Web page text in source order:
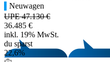
Neuwagen
UPE 47.130 €
36.485 €
inkl. 19% MwSt.
du sparst
22,6%